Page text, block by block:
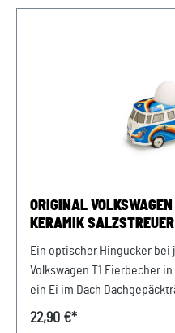
ORIGINAL
KERAMIK
Ein optischer Hingucker bei
Volkswagen T1 Eierbecher in blau.
ein Ei im Dach
Kollektion: Heritage
22,90 €*